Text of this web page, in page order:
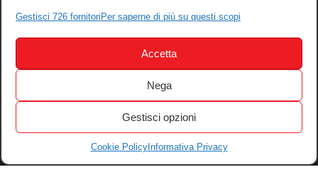
Gestisci 726 fornitori Per saperne di più su questi scopi
Accetta
Nega
Gestisci opzioni
Cookie PolicyInformativa Privacy
Games
Test
Audio
Festival & Concorsi
Iscriviti alla newsletter